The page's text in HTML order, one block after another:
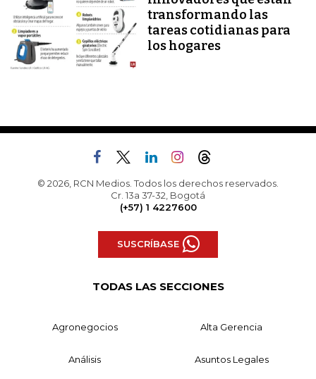
transformando las
tareas cotidianas para
los hogares
© 2026, RCN Medios. Todos los derechos reservados.
Cr. 13a 37-32, Bogotá
(+57) 1 4227600
SUSCRÍBASE
TODAS LAS SECCIONES
Agronegocios Alta Gerencia
Análisis Asuntos Legales